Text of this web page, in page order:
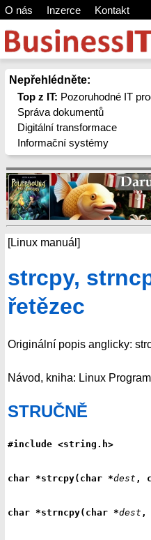
O nás Inzerce Kontakt
Nepřehlédněte:
Top z IT: Pozoruhodné IT
Správa dokumentů
Digitální transformace
Informační systémy
[Linux manuál]
strcpy,
řetězec
Originální popis anglicky:
Návod, kniha: Linux
STRUČNĚ
#include <string.h>
char *strcpy(char *dest ,
char *strncpy(char *dest ,